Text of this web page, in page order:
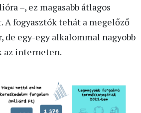
–, ez magasabb átlagos
fogyasztók tehát a megelőző
de egy-egy alkalommal nagyobb
az interneten.